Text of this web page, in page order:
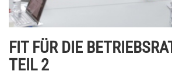
FIT FÜR DIE
TEIL 2